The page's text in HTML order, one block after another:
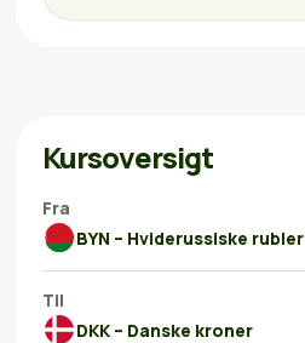
Kursoversigt
Fra
BYN – Hviderussiske rubler
Til
DKK – Danske kroner